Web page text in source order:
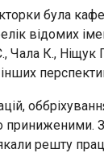
була
відомих
Чала К.,
приниженими.
решту